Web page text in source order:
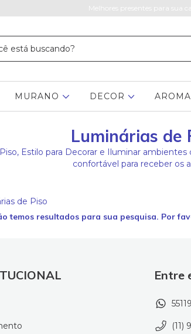
Melhores presentes para sua
MURANO DECOR
Luminárias de
Estilo para Decorar e Iluminar
confortável para receber os
de Piso
temos resultados para sua pesquisa. Por
Entre
(11)